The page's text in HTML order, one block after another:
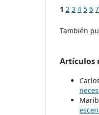
1 2 3 4 5 6 7
También
Artículos